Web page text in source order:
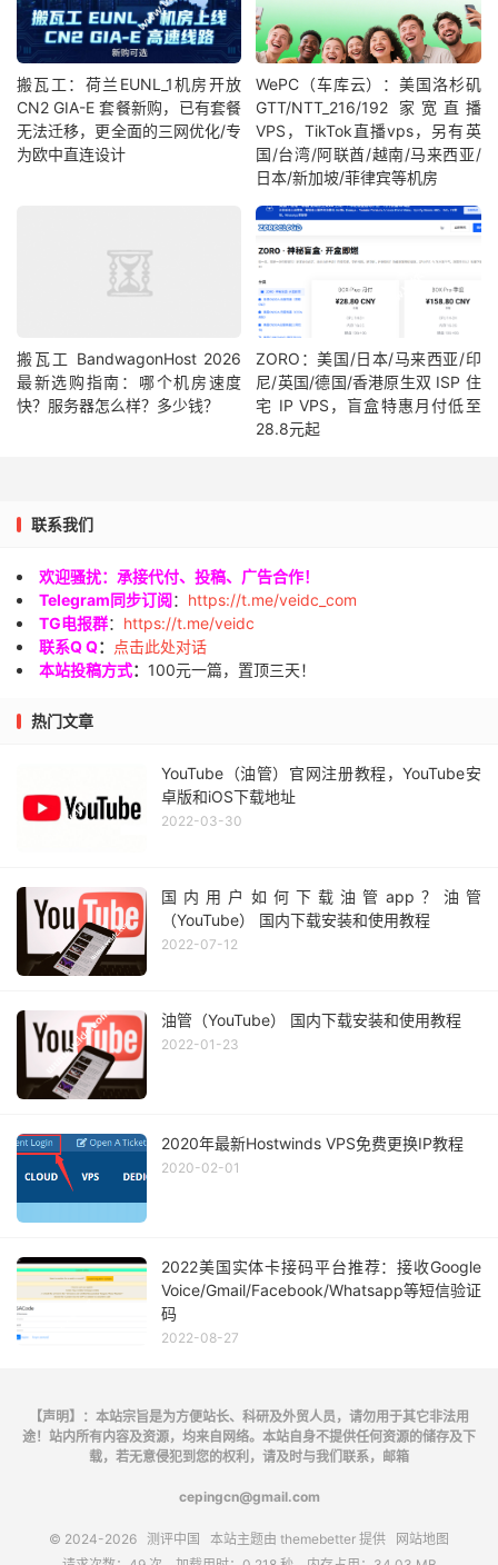
搬瓦工：荷兰EUNL_1机房开放
CN2 GIA-E 套餐新购，已有套餐
无法迁移，更全面的三网优化/专
为欧中直连设计
WePC（车库云）：美国洛杉矶
GTT/NTT_216/192 家宽直播
VPS，TikTok直播vps，另有英
国/台湾/阿联酋/越南/马来西亚/
日本/新加坡/菲律宾等机房
搬瓦工 BandwagonHost 2026
最新选购指南：哪个机房速度
快？服务器怎么样？多少钱？
ZORO：美国/日本/马来西亚/印
尼/英国/德国/香港原生双 ISP 住
宅 IP VPS，盲盒特惠月付低至
28.8元起
联系我们
欢迎骚扰：承接代付、投稿、广告合作！
Telegram同步订阅： https://t.me/veidc_com
TG电报群： https://t.me/veidc
联系Q Q：
点击此处对话
本站投稿方式： 100元一篇，置顶三天！
热门文章
YouTube（油管）官网注册教程，YouTube安
卓版和iOS下载地址
2022-03-30
国内用户如何下载油管app？油管
（YouTube） 国内下载安装和使用教程
2022-07-12
油管（YouTube） 国内下载安装和使用教程
2022-01-23
2020年最新Hostwinds VPS免费更换IP教程
2020-02-01
2022美国实体卡接码平台推荐：接收Google
Voice/Gmail/Facebook/Whatsapp等短信验证
码
2022-08-27
【声明】：本站宗旨是为方便站长、科研及外贸人员，请勿用于其它非法用
途！站内所有内容及资源，均来自网络。本站自身不提供任何资源的储存及下
载，若无意侵犯到您的权利，请及时与我们联系，邮箱
cepingcn@gmail.com
© 2024-2026 测评中国 本站主题由 themebetter 提供
网站地图